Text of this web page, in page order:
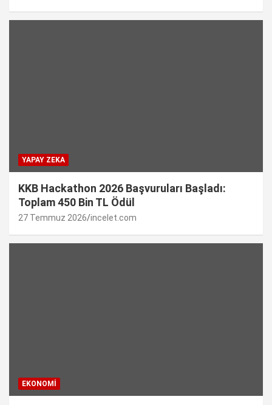
YAPAY ZEKA
KKB Hackathon 2026 Başvuruları Başladı:
Toplam 450 Bin TL Ödül
27 Temmuz 2026 incelet.com
EKONOMI